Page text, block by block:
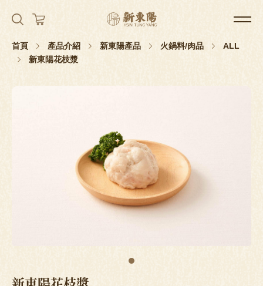
首頁 產品介紹 新東陽產品 火鍋料/肉品
ALL
新東陽花枝漿